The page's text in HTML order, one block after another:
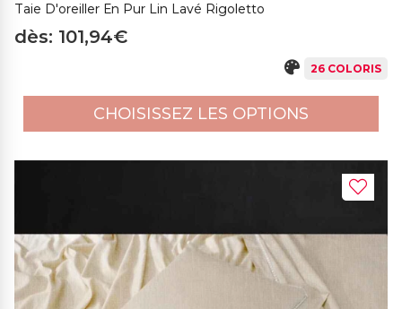
Taie D'oreiller En Pur Lin Lavé Rigoletto
dès: 101,94€
26 COLORIS
CHOISISSEZ LES OPTIONS